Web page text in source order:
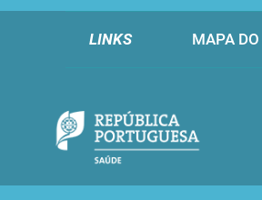
LINKS MAPA DO